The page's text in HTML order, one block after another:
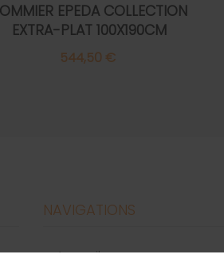
EPEDA COLLECTION
EXTRA-PLAT 100X190CM
544,50 €
NAVIGATIONS
accueil